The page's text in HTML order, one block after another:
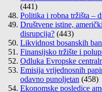
(441)
Politika i robna tržišta –
Društvene istine,
disrupcija? (443)
Likvidnost bosanskih
Finansijsko tržište i
Odluka Evropske
Emisija vrijednosnih
odavno punoljetan (458)
Ekonomske posledice